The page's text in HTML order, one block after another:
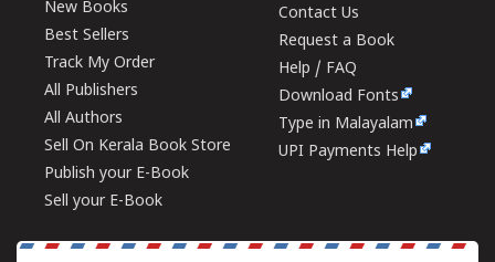
New Books
Best Sellers
Track My Order
All Publishers
All Authors
Sell On Kerala Book Store
Publish your E-Book
Sell your E-Book
Contact Us
Request a Book
Help / FAQ
Download Fonts
Type in Malayalam
UPI Payments Help